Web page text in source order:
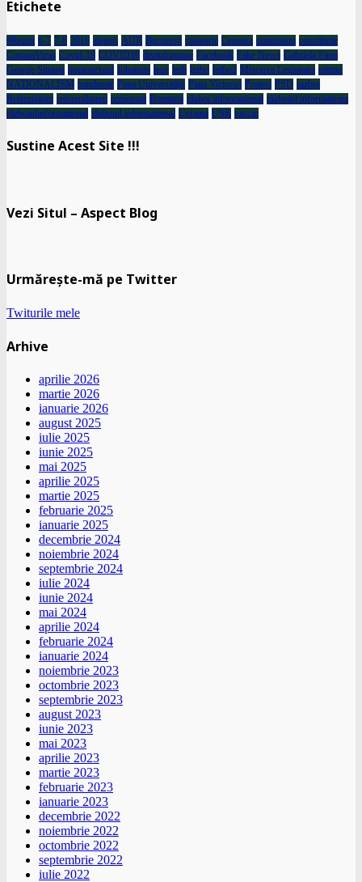
Etichete
#Rezist 6-7 7-8 2018 alegeri AUR Bucuresti casatorie Cenzura comunism constitutie
CoronaVirus Covid-19 COVID19 dezinformare Facebook Fake News Gabriela Firea
George Simion homosexual Iohannis lege lgtb lgtbq lgtbq2 Miscarea Legionara miting
NATIONALISM pandemie Piata Universității Piata Victoriei Protest PSD razboi
Referendum referendumul rezistenta Romania război informaţional războiul informaţiona
războiulinformaţional războiul informaţional Ucraina USR vaccin
Sustine Acest Site !!!
Vezi Situl – Aspect Blog
Urmărește-mă pe Twitter
Twiturile mele
Arhive
aprilie 2026
martie 2026
ianuarie 2026
august 2025
iulie 2025
iunie 2025
mai 2025
aprilie 2025
martie 2025
februarie 2025
ianuarie 2025
decembrie 2024
noiembrie 2024
septembrie 2024
iulie 2024
iunie 2024
mai 2024
aprilie 2024
februarie 2024
ianuarie 2024
noiembrie 2023
octombrie 2023
septembrie 2023
august 2023
iunie 2023
mai 2023
aprilie 2023
martie 2023
februarie 2023
ianuarie 2023
decembrie 2022
noiembrie 2022
octombrie 2022
septembrie 2022
iulie 2022